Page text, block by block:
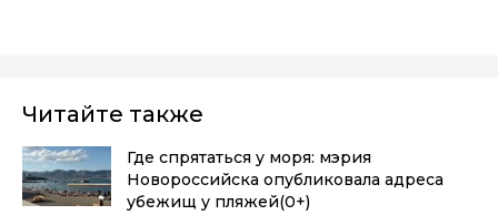
Читайте также
Где спрятаться у моря: мэрия
Новороссийска опубликовала адреса
убежищ у пляжей(0+)